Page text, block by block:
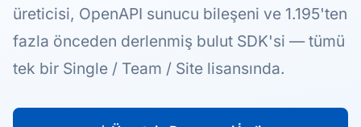
üreticisi, OpenAPI sunucu bileşeni ve 1.195'ten
fazla önceden derlenmiş bulut SDK'si — tümü
tek bir Single / Team / Site lisansında.